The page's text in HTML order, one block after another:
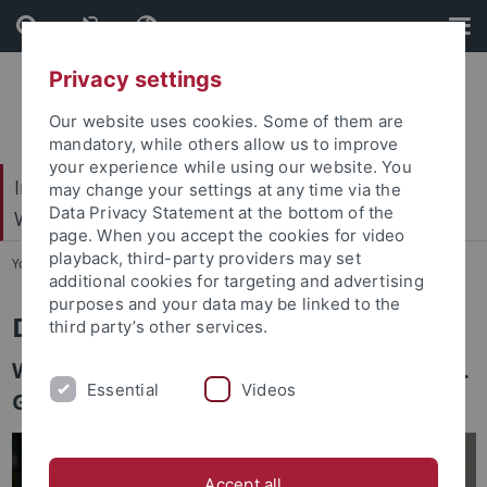
Skip
to
content
Skip
to
footer
Internationales Zentrum für Ethik in den
Wissenschaften (IZEW)
You are here: Startseite ... Team
Dr. Marcel Vondermaßen
Wissenschaftlicher Koordinator und stellv.
Geschäftsführer des IZEW
Privacy settings
Our website uses cookies. Some of them are
mandatory, while others allow us to improve
your experience while using our website. You
may change your settings at any time via the
Data Privacy Statement at the bottom of the
page. When you accept the cookies for video
playback, third-party providers may set
additional cookies for targeting and advertising
purposes and your data may be linked to the
third party’s other services.
Essential Videos